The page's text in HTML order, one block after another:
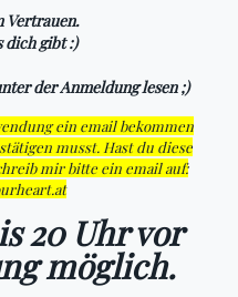
Vertrauen.
dich gibt :)
der Anmeldung lesen ;)
ein email bekommen
musst. Hast du diese
mir bitte ein email auf:
20 Uhr vor
möglich.